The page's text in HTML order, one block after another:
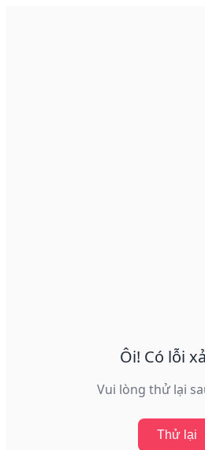
Ôi! Có lỗi
Vui lòng thử lại
Thử lại